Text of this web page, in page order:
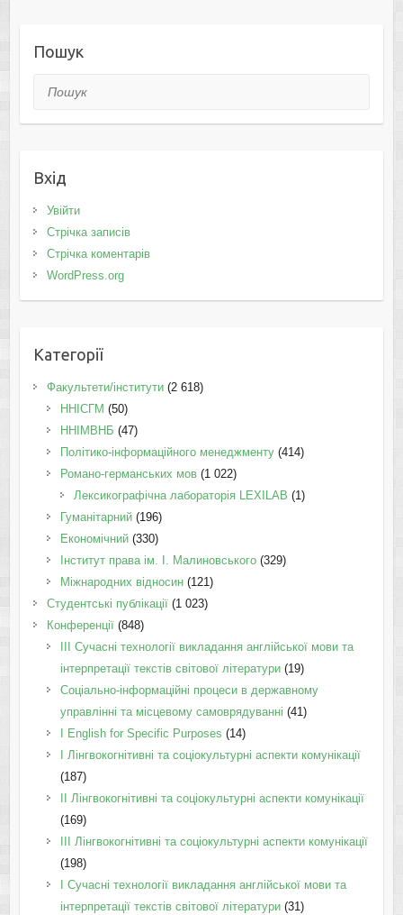
Пошук
Пошук
Вхід
Увійти
Стрічка записів
Стрічка коментарів
WordPress.org
Категорії
Факультети/інститути(2 618)
ННІСГМ (50)
ННІМВНБ (47)
Політико-інформаційного менеджменту(414)
Романо-германських мов(1 022)
Лексикографічна лабораторія LEXILAB (1)
Гуманітарний(196)
Економічний(330)
Інститут права ім. І. Малиновського(329)
Міжнародних відносин(121)
Студентські публікації(1 023)
Конференції(848)
III Сучасні технології викладання англійської мови та
інтерпретації текстів світової літератури(19)
Соціально-інформаційні процеси в державному
управлінні та місцевому самоврядуванні (41)
І English for Specific Purposes (14)
I Лінгвокогнітивні та соціокультурні аспекти комунікації
(187)
IІ Лінгвокогнітивні та соціокультурні аспекти комунікації
(169)
IІI Лінгвокогнітивні та соціокультурні аспекти комунікації
(198)
I Cучасні технології викладання англійської мови та
інтерпретації текстів світової літератури(31)